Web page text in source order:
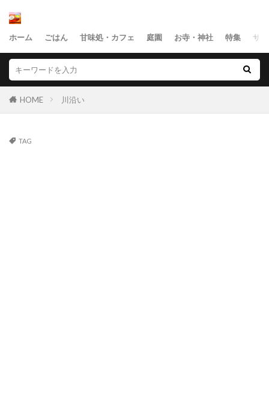
ホーム ごはん 甘味処・カフェ 庭園 お寺・神社 特集 サ
HOME 川沿い
TAG